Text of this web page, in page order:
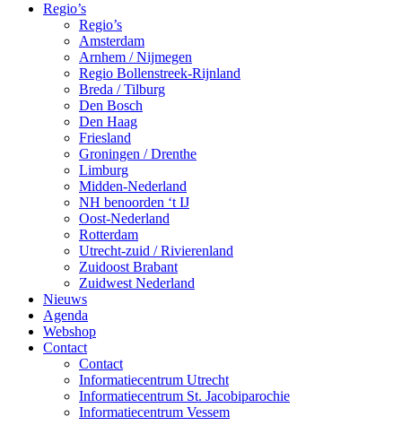
Regio’s
Regio’s
Amsterdam
Arnhem / Nijmegen
Regio Bollenstreek-Rijnland
Breda / Tilburg
Den Bosch
Den Haag
Friesland
Groningen / Drenthe
Limburg
Midden-Nederland
NH benoorden ‘t IJ
Oost-Nederland
Rotterdam
Utrecht-zuid / Rivierenland
Zuidoost Brabant
Zuidwest Nederland
Nieuws
Agenda
Webshop
Contact
Contact
Informatiecentrum Utrecht
Informatiecentrum St. Jacobiparochie
Informatiecentrum Vessem